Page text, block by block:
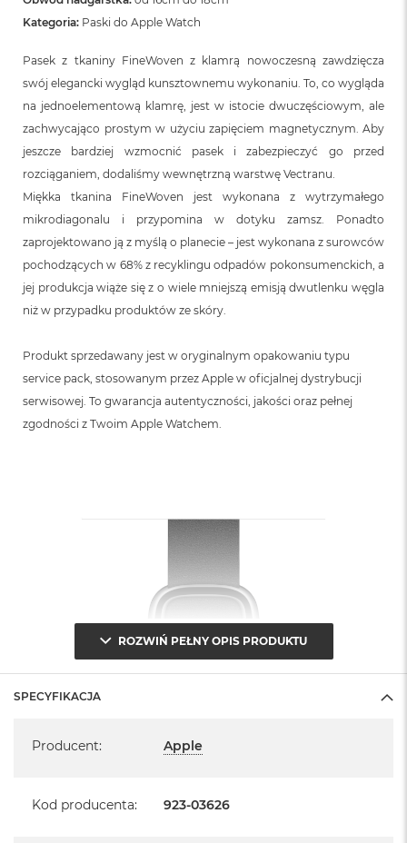
Kategoria: Paski do Apple Watch
Pasek z tkaniny FineWoven z klamrą nowoczesną zawdzięcza
swój elegancki wygląd kunsztownemu wykonaniu. To, co wygląda
na jednoelementową klamrę, jest w istocie dwuczęściowym, ale
zachwycająco prostym w użyciu zapięciem magnetycznym. Aby
jeszcze bardziej wzmocnić pasek i zabezpieczyć go przed
rozciąganiem, dodaliśmy wewnętrzną warstwę Vectranu.
Miękka tkanina FineWoven jest wykonana z wytrzymałego
mikrodiagonalu i przypomina w dotyku zamsz. Ponadto
zaprojektowano ją z myślą o planecie – jest wykonana z surowców
pochodzących w 68% z recyklingu odpadów pokonsumenckich, a
jej produkcja wiąże się z o wiele mniejszą emisją dwutlenku węgla
niż w przypadku produktów ze skóry.
Produkt sprzedawany jest w oryginalnym opakowaniu typu
service pack, stosowanym przez Apple w oficjalnej dystrybucji
serwisowej. To gwarancja autentyczności, jakości oraz pełnej
zgodności z Twoim Apple Watchem.
ROZWIŃ PEŁNY OPIS PRODUKTU
SPECYFIKACJA
Producent: Apple
Kod producenta: 923-03626